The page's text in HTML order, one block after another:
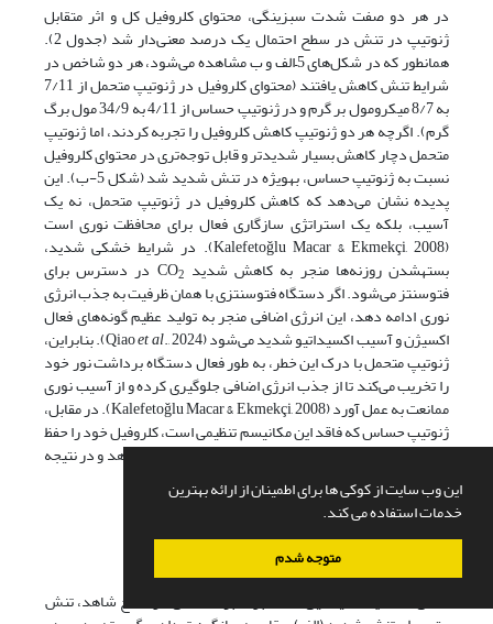
این وب سایت از کوکی ها برای اطمینان از ارائه بهترین
خدمات استفاده می کند.
متوجه شدم
در هر دو صفت شدت سبزینگی، محتوای کلروفیل کل و اثر متقابل
ژنوتیپ در تنش در سطح احتمال یک درصد معنی‌دار شد (جدول 2).
همانطور که در شکل‌های 5–الف و ب مشاهده می‌شود، هر دو شاخص در
شرایط تنش کاهش یافتند (محتوای کلروفیل در ژنوتیپ متحمل از 7/11
به 8/7 میکرومول بر گرم و در ژنوتیپ حساس از 4/11 به 34/9 مول برگ
گرم). اگرچه هر دو ژنوتیپ کاهش کلروفیل را تجربه کردند، اما ژنوتیپ
متحمل دچار کاهش بسیار شدیدتر و قابل توجه‌تری در محتوای کلروفیل
نسبت به ژنوتیپ حساس، به­ویژه در تنش شدید شد (شکل 5-ب). این
پدیده نشان می‌دهد که کاهش کلروفیل در ژنوتیپ متحمل، نه یک
آسیب، بلکه یک استراتژی سازگاری فعال برای محافظت نوری است
(Kalefetoǧlu Macar & Ekmekçi, 2008). در شرایط خشکی شدید،
بسته­شدن روزنه‌ها منجر به کاهش شدید CO 2 در دسترس برای
فتوسنتز می‌شود. اگر دستگاه فتوسنتزی با همان ظرفیت به جذب انرژی
نوری ادامه دهد، این انرژی اضافی منجر به تولید عظیم گونه‌های فعال
اکسیژن و آسیب اکسیداتیو شدید می‌شود (Qiao et al ., 2024). بنابراین،
ژنوتیپ متحمل با درک این خطر، به طور فعال دستگاه برداشت نور خود
را تخریب می‌کند تا از جذب انرژی اضافی جلوگیری کرده و از آسیب نوری
ممانعت به عمل آورد (Kalefetoǧlu Macar & Ekmekçi, 2008). در مقابل،
ژنوتیپ حساس که فاقد این مکانیسم تنظیمی است، کلروفیل خود را حفظ
می‌کند و به جذب نوری که قابل استفاده نیست ادامه می‌دهد و در نتیجه
دچار تنش اکسیداتیو شدید و آسیب غشایی می‌شود.
شکل 2. مقایسه میانگین تعداد برگ بوته عدس در سطح شاهد، تنش